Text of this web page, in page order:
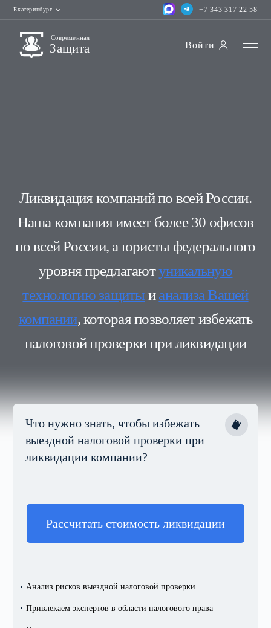
Екатеринбург +7 343 317 22 58
Войти
Современная
Защита
Ликвидация компаний по всей России.
Наша компания имеет более 30 офисов
по всей России, а юристы федерального
уровня предлагаютуникальную
технологию защиты ианализа Вашей
компании, которая позволяет избежать
налоговой проверки при ликвидации
Что нужно знать, чтобы избежать
выездной налоговой проверки при
ликвидации компании?
Рассчитать стоимость ликвидации
Анализ рисков выезднойналоговой проверки
Привлекаем экспертовв области налогового права